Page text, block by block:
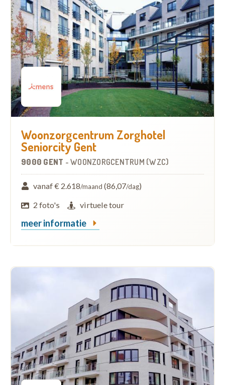
Woonzorgcentrum Zorghotel
Seniorcity Gent
9000 GENT - WOONZORGCENTRUM (WZC)
vanaf € 2.618/maand (86,07/dag)
2 foto's
virtuele tour
meer informatie